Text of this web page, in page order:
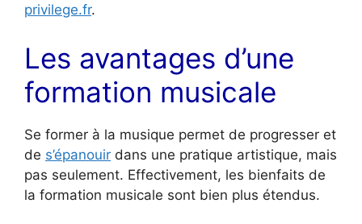
privilege.fr.
Les avantages d’une
formation musicale
Se former à la musique permet de progresser et
de s’épanouir dans une pratique artistique, mais
pas seulement. Effectivement, les bienfaits de
la formation musicale sont bien plus étendus.